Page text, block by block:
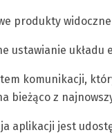
produkty
ustawianie układu
komunikacji,
bieżąco z
aplikacji jest